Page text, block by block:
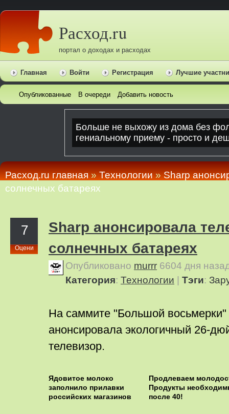
Расход.ru
портал о доходах и расходах
Главная Войти Регистрация Лучшие
Опубликованные В очереди Добавить новость
Расход.ru главная»Технологии»Sharp
солнечных батареях
7
Оцени
Sharp анонсировала
солнечных батареях
Опубликовано murrr 6604 дня
Категория: Технологии Тэги:
На саммите "Большой восьмерки"
анонсировала экологичный 26-
телевизор.
Ядовитое молоко
заполнило прилавки
российских магазинов
Продлеваем
Продукты
после 40!